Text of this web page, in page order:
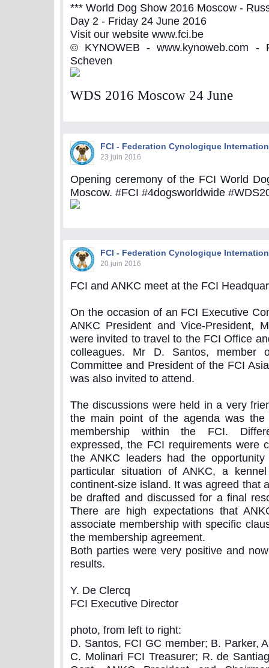
*** World Dog Show 2016 Moscow -
Day 2 - Friday 24 June 2016
Visit our website www.fci.be
© KYNOWEB - www.kynoweb.com -
Scheven
WDS 2016 Moscow 24 June
FCI - Federation Cynologique
23 juin 2016
Opening ceremony of the FCI World
Moscow. #FCI #4dogsworldwide
FCI - Federation Cynologique
20 juin 2016
FCI and ANKC meet at the FCI
On the occasion of an FCI Executive
ANKC President and Vice-President,
were invited to travel to the FCI Office
colleagues. Mr D. Santos, member
Committee and President of the FCI
was also invited to attend.
The discussions were held in a very
the main point of the agenda was
membership within the FCI.
expressed, the FCI requirements were
the ANKC leaders had the
particular situation of ANKC, a
continent-size island. It was agreed that
be drafted and discussed for a final
There are high expectations that
associate membership with specific
the membership agreement.
Both parties were very positive and
results.
Y. De Clercq
FCI Executive Director
photo, from left to right:
D. Santos, FCI GC member; B. Parker,
C. Molinari FCI Treasurer; R. de